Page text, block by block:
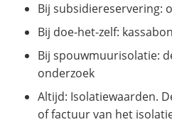
Bij subsidiereservering:
Bij doe-het-zelf:
Bij spouwmuurisolatie:
onderzoek
Altijd: Isolatiewaarden.
of factuur van het